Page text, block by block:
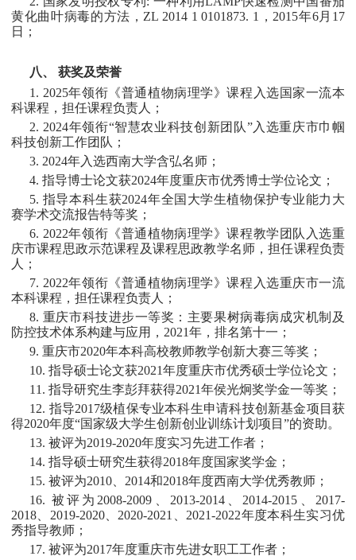
黄化曲叶病毒的方法，ZL 2014 1 0101873. 1，2015年6月17
日；
八、 获奖及荣誉
1. 2025年领衔《普通植物病理学》课程入选国家一流本
科课程，担任课程负责人；
2. 2024年领衔“智慧农业科技创新团队”入选重庆市巾帼
科技创新工作团队；
3. 2024年入选西南大学含弘名师；
4. 指导博士论文获2024年度重庆市优秀博士学位论文；
5. 指导本科生获2024年全国大学生植物保护专业能力大
赛学术交流报告特等奖；
6. 2022年领衔《普通植物病理学》课程教学团队入选重
庆市课程思政示范课程及课程思政教学名师，担任课程负责
人；
7. 2022年领衔《普通植物病理学》课程入选重庆市一流
本科课程，担任课程负责人；
8. 重庆市科技进步一等奖：主要果树病毒病成灾机制及
防控技术体系构建与应用，2021年，排名第十一；
9. 重庆市2020年本科高校教师教学创新大赛三等奖；
10. 指导硕士论文获2021年度重庆市优秀硕士学位论文；
11. 指导研究生李彭拜获得2021年侯光炯奖学金一等奖；
12. 指导2017级植保专业本科生申请科技创新基金项目获
得2020年度“国家级大学生创新创业训练计划项目”的资助。
13. 被评为2019-2020年度实习先进工作者；
14. 指导硕士研究生获得2018年度国家奖学金；
15. 被评为2010、2014和2018年度西南大学优秀教师；
16. 被评为2008-2009、2013-2014、2014-2015、2017-
2018、2019-2020、2020-2021、2021-2022年度本科生实习优
秀指导教师；
17. 被评为2017年度重庆市先进女职工工作者；